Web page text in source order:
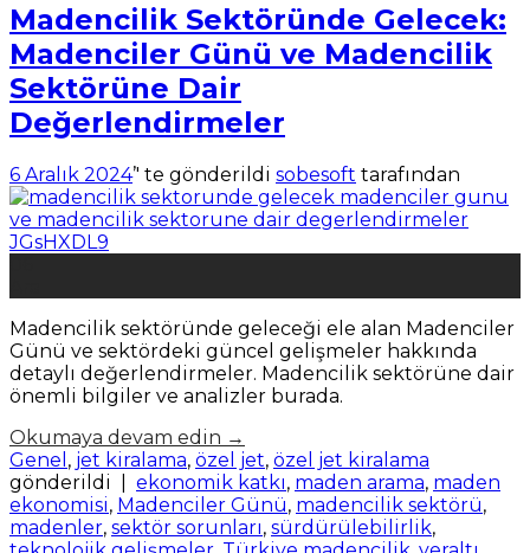
Madencilik Sektöründe Gelecek:
Madenciler Günü ve Madencilik
Sektörüne Dair
Değerlendirmeler
6 Aralık 2024’' te gönderildi sobesoft tarafından
Madencilik sektöründe geleceği ele alan Madenciler
Günü ve sektördeki güncel gelişmeler hakkında
detaylı değerlendirmeler. Madencilik sektörüne dair
önemli bilgiler ve analizler burada.
Okumaya devam edin →
Genel , jet kiralama, özel jet, özel jet kiralama
gönderildi
ekonomik katkı, maden arama, maden
ekonomisi, Madenciler Günü, madencilik sektörü,
madenler, sektör sorunları, sürdürülebilirlik,